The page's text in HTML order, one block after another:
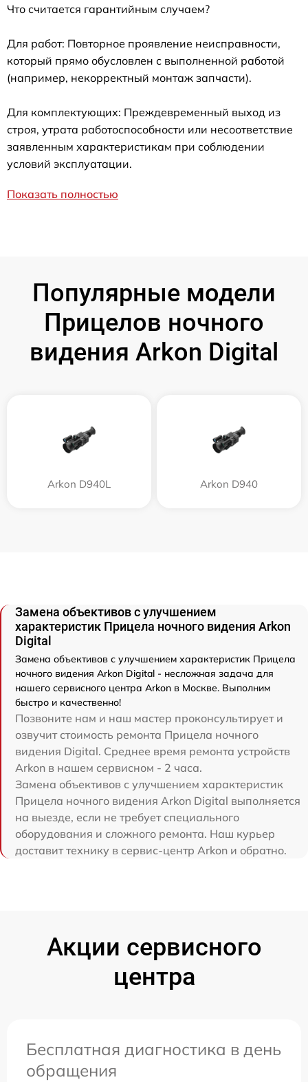
Что считается гарантийным случаем?
Для работ: Повторное проявление неисправности,
который прямо обусловлен с выполненной работой
(например, некорректный монтаж запчасти).
Для комплектующих: Преждевременный выход из
строя, утрата работоспособности или несоответствие
заявленным характеристикам при соблюдении
условий эксплуатации.
Показать полностью
Популярные модели
Прицелов ночного
видения Arkon Digital
Arkon D940L Arkon D940
Замена объективов с улучшением
характеристик Прицела ночного видения Arkon
Digital
Замена объективов с улучшением характеристик Прицела
ночного видения Arkon Digital - несложная задача для
нашего сервисного центра Arkon в Москве. Выполним
быстро и качественно!
Позвоните нам и наш мастер проконсультирует и
озвучит стоимость ремонта Прицела ночного
видения Digital. Среднее время ремонта устройств
Arkon в нашем сервисном - 2 часа.
Замена объективов с улучшением характеристик
Прицела ночного видения Arkon Digital выполняется
на выезде, если не требует специального
оборудования и сложного ремонта. Наш курьер
доставит технику в сервис-центр Arkon и обратно.
Акции сервисного
центра
Бесплатная диагностика в день
обращения